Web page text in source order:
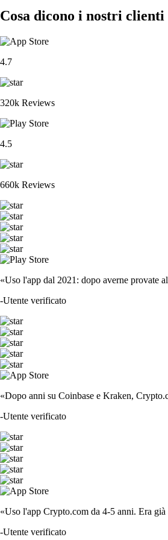
Cosa dicono i nostri clienti
4.7
320k Reviews
4.5
660k Reviews
«Uso l'app dal 2021: dopo averne provate
-Utente verificato
«Dopo anni su Coinbase e Kraken,
-Utente verificato
«Uso l'app Crypto.com da 4-5 anni. Era
-Utente verificato